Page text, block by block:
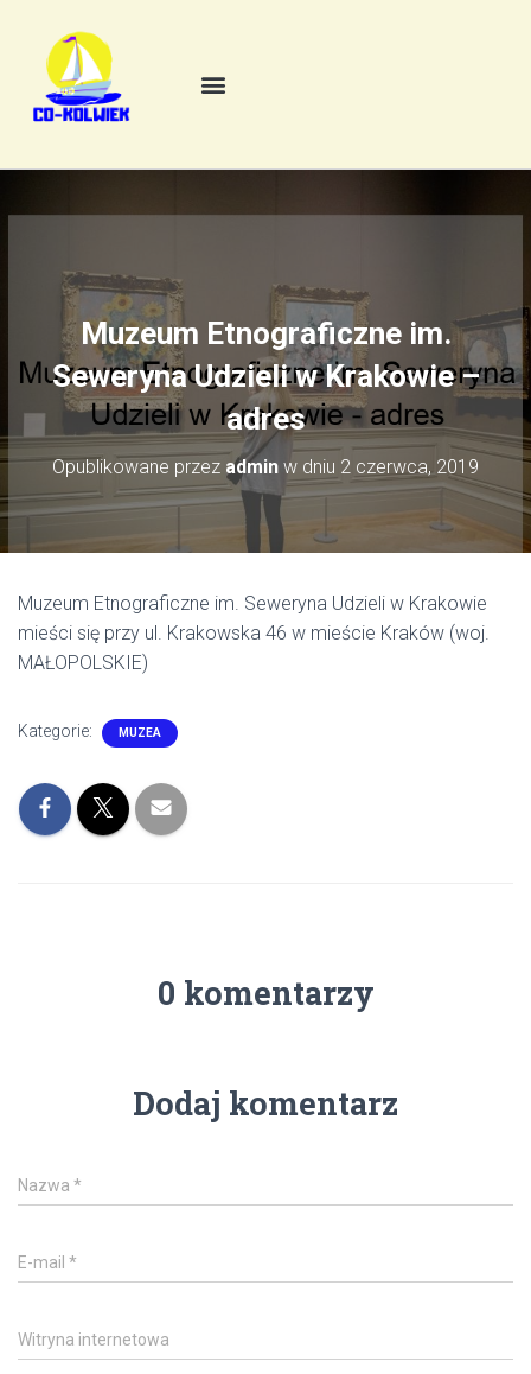
Muzeum Etnograficzne im.
Seweryna Udzieli w Krakowie –
adres
Opublikowane przez admin w dniu 2 czerwca, 2019
Muzeum Etnograficzne im. Seweryna Udzieli w Krakowie
mieści się przy ul. Krakowska 46 w mieście Kraków (woj.
MAŁOPOLSKIE)
Kategorie: MUZEA
0 komentarzy
Dodaj komentarz
Nazwa *
E-mail *
Witryna internetowa